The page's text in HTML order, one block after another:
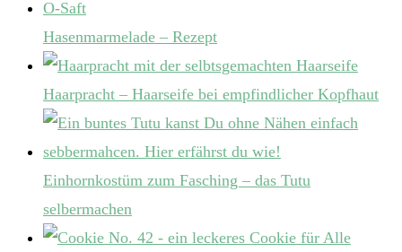
Hasenmarmelade – Rezept
Haarpracht – Haarseife bei empfindlicher Kopfhaut
Einhornkostüm zum Fasching – das Tutu
selbermachen